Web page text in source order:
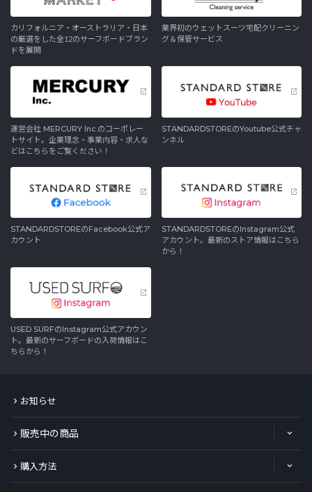
カリフォルニア・オーストラリア・日本
の厳選をした全12のサーフボードブラン
ドを展開
業界初のウェットスーツ宅配クリーニン
グ＆保管サービス
運営会社 MERCURY Inc.のコーポレー
トサイト。企業理念・事業内容・求人な
どはこちらをご覧ください！
STANDARDSTOREのYoutube公式チャ
ンネル
STANDARDSTOREのFacebook公式ア
カウント
STANDARDSTOREのInstagram公式
アカウント。最新のストア情報はこちら
から！
USED SURFのInstagram公式アカウン
ト。最新のサーフボードの入荷情報はこ
ちらから！
お知らせ
販売中の商品
購入方法